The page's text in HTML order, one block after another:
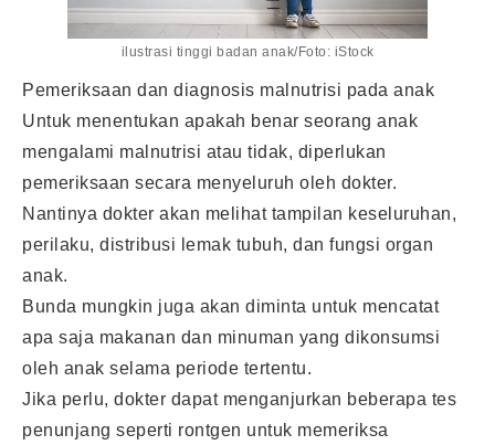
ilustrasi tinggi badan anak/Foto: iStock
Pemeriksaan dan diagnosis malnutrisi pada anak
Untuk menentukan apakah benar seorang anak
mengalami malnutrisi atau tidak, diperlukan
pemeriksaan secara menyeluruh oleh dokter.
Nantinya dokter akan melihat tampilan keseluruhan,
perilaku, distribusi lemak tubuh, dan fungsi organ
anak.
Bunda mungkin juga akan diminta untuk mencatat
apa saja makanan dan minuman yang dikonsumsi
oleh anak selama periode tertentu.
Jika perlu, dokter dapat menganjurkan beberapa tes
penunjang seperti rontgen untuk memeriksa